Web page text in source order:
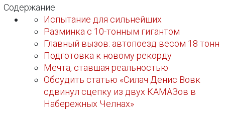
Содержание
Испытание для сильнейших
Разминка с 10-тонным гигантом
Главный вызов: автопоезд весом 18 тонн
Подготовка к новому рекорду
Мечта, ставшая реальностью
Обсудить статью «Силач Денис Вовк
сдвинул сцепку из двух КАМАЗов в
Набережных Челнах»